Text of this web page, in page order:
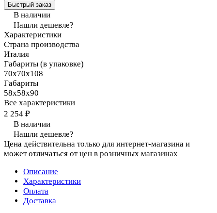
Быстрый заказ
В наличии
Нашли дешевле?
Характеристики
Страна производства
Италия
Габариты (в упаковке)
70х70х108
Габариты
58х58х90
Все характеристики
2 254 ₽
В наличии
Нашли дешевле?
Цена действительна только для интернет-магазина и
может отличаться от цен в розничных магазинах
Описание
Характеристики
Оплата
Доставка